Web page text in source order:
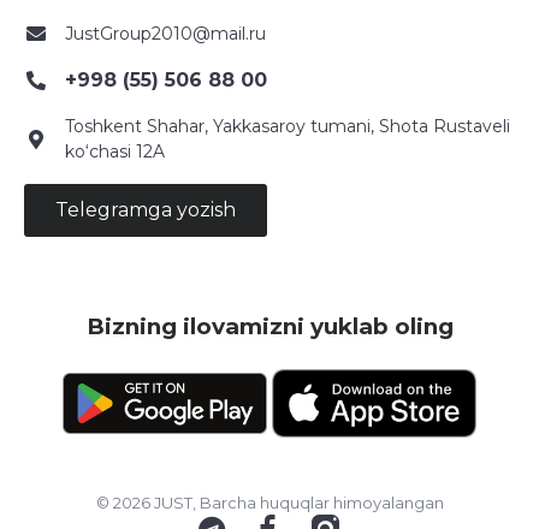
JustGroup2010@mail.ru
+998 (55) 506 88 00
Toshkent Shahar, Yakkasaroy tumani, Shota Rustaveli
ko‘chasi 12A
Telegramga yozish
Bizning ilovamizni yuklab oling
© 2026 JUST, Barcha huquqlar himoyalangan